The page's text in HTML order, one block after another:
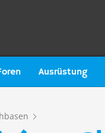
Ausrüstung